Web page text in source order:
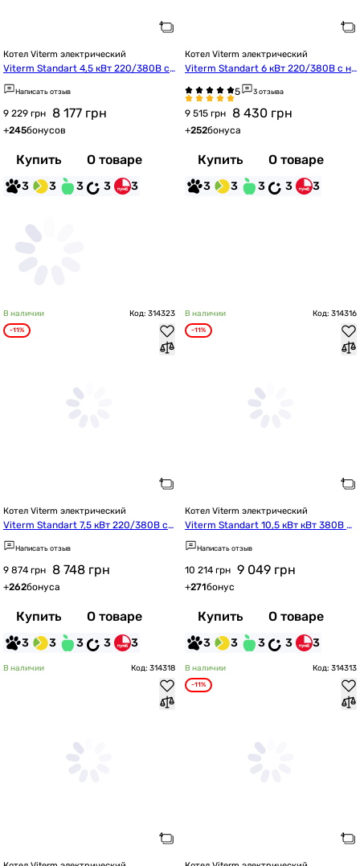
Котел Viterm электрический
Viterm Standart 4,5 кВт 220/380В с
насосом
Написать отзыв
9 229 грн 8 177 грн
+245бонусов
Купить О товаре
3 3 3 3 3
Котел Viterm электрический
Viterm Standart 6 кВт 220/380В с на
3 отзыва
9 515 грн 8 430 грн
+252бонуса
Купить О товаре
3 3 3 3 3
В наличии Код: 314323
-11%
Котел Viterm электрический
Viterm Standart 7,5 кВт 220/380В с
насосом
Написать отзыв
9 874 грн 8 748 грн
+262бонуса
Купить О товаре
3 3 3 3 3
В наличии Код: 314316
-11%
Котел Viterm электрический
Viterm Standart 10,5 кВт кВт 380В с
насосом
Написать отзыв
10 214 грн 9 049 грн
+271бонус
Купить О товаре
3 3 3 3 3
В наличии Код: 314318 В наличии Код: 314313
-11%